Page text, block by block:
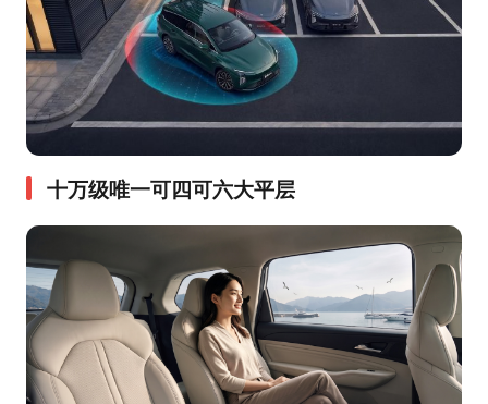
十万级唯一可四可六大平层